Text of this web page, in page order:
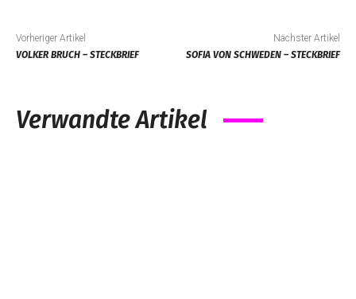
Vorheriger Artikel
VOLKER BRUCH – STECKBRIEF
Nächster Artikel
SOFIA VON SCHWEDEN – STECKBRIEF
Verwandte Artikel